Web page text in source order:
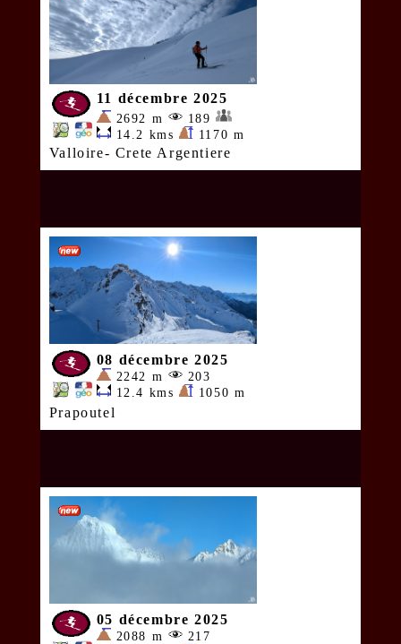
11 décembre 2025
2692 m
189
14.2 kms
1170 m
Valloire- Crete Argentiere
08 décembre 2025
2242 m
203
12.4 kms
1050 m
Prapoutel
05 décembre 2025
2088 m
217